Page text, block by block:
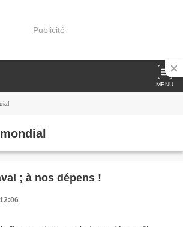
Publicité
MENU
; à nos dépens !